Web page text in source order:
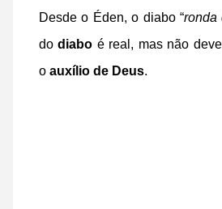
Desde o Éden, o diabo “ronda
dodiabo é real, mas não
o auxílio de Deus.